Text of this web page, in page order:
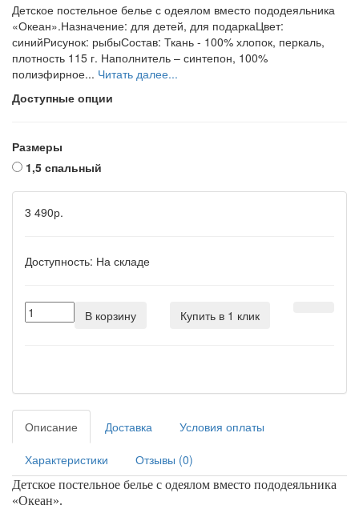
Детское постельное белье с одеялом вместо пододеяльника
«Океан».Назначение: для детей, для подаркаЦвет:
синийРисунок: рыбыСостав: Ткань - 100% хлопок, перкаль,
плотность 115 г. Наполнитель – синтепон, 100%
полиэфирное... Читать далее...
Доступные опции
Размеры
1,5 спальный
3 490р.
Доступность: На складе
В корзину Купить в 1 клик
Описание Доставка Условия оплаты
Характеристики Отзывы (0)
Детское постельное белье с одеялом вместо пододеяльника
«Океан».